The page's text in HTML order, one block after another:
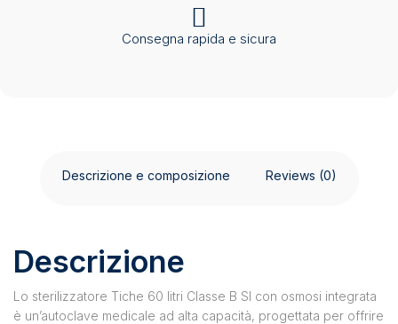
Consegna rapida e sicura
Descrizione e composizione Reviews (0)
Descrizione
Lo sterilizzatore Tiche 60 litri Classe B SI con osmosi integrata
è un’autoclave medicale ad alta capacità, progettata per offrire